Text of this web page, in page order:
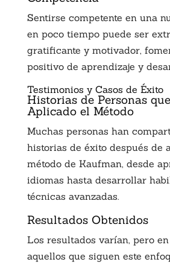
Sentirse competente en una
en poco tiempo puede ser
gratificante y motivador,
positivo de aprendizaje y
Testimonios y Casos de Éxito
Historias de Personas
Aplicado el Método
Muchas personas han
historias de éxito después de
método de Kaufman, desde
idiomas hasta desarrollar
técnicas avanzadas.
Resultados Obtenidos
Los resultados varían, pero
aquellos que siguen este